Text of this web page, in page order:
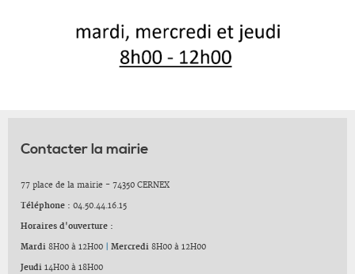
Contacter la mairie
77 place de la mairie - 74350 CERNEX
Téléphone : 04.50.44.16.15
Horaires d'ouverture :
Mardi 8H00 à 12H00 Mercredi 8H00 à 12H00
Jeudi 14H00 à 18H00